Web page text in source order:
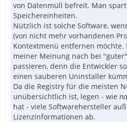
von Datenmüll befreit. Man
Speichereinheiten.
Nützlich ist solche Software,
(von nicht mehr vorhandenen
Kontextmenü entfernen möchte.
meiner Meinung nach bei
passieren, denn die Entwickler
einen sauberen Uninstaller
Da die Registry für die meisten
unübersichtlich ist, legen - wie
hat - viele Softwarehersteller
Lizenzinformationen ab.